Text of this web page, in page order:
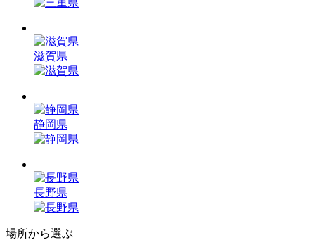
滋賀県
静岡県
長野県
場所から選ぶ